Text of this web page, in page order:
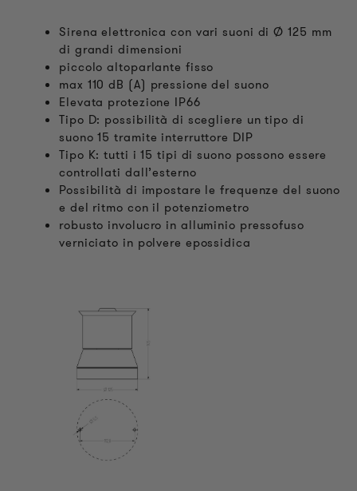
Sirena elettronica con vari suoni di Ø 125 mm
di grandi dimensioni
piccolo altoparlante fisso
max 110 dB (A) pressione del suono
Elevata protezione IP66
Tipo D: possibilità di scegliere un tipo di
suono 15 tramite interruttore DIP
Tipo K: tutti i 15 tipi di suono possono essere
controllati dall’esterno
Possibilità di impostare le frequenze del suono
e del ritmo con il potenziometro
robusto involucro in alluminio pressofuso
verniciato in polvere epossidica